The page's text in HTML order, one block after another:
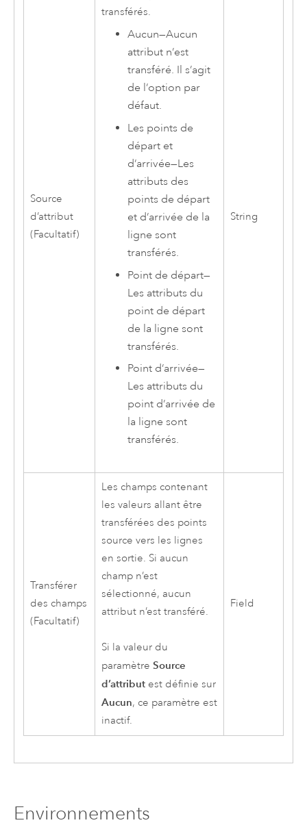
Source
d’attribut
(Facultatif)
transférés.
Aucun—Aucun
attribut n’est
transféré. Il s’agit
de l’option par
défaut.
Les points de
départ et
d’arrivée—Les
attributs des
points de départ
et d’arrivée de la
ligne sont
transférés.
Point de départ—
Les attributs du
point de départ
de la ligne sont
transférés.
Point d’arrivée—
Les attributs du
point d’arrivée de
la ligne sont
transférés.
String
Transférer
des champs
(Facultatif)
Les champs contenant
les valeurs allant être
transférées des points
source vers les lignes
en sortie. Si aucun
champ n’est
sélectionné, aucun
attribut n’est transféré.
Si la valeur du
paramètre Source
d’attributest définie sur
Aucun, ce paramètre est
inactif.
Field
Environnements